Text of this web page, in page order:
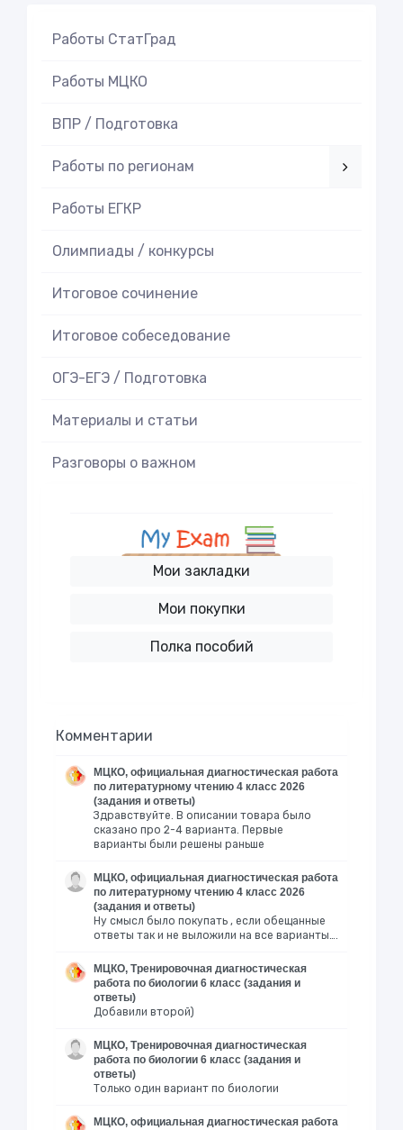
Работы СтатГрад
Работы МЦКО
ВПР / Подготовка
Работы по регионам
Работы ЕГКР
Олимпиады / конкурсы
Итоговое cочинение
Итоговое cобеседование
ОГЭ-ЕГЭ / Подготовка
Материалы и статьи
Разговоры о важном
Мои закладки
Мои покупки
Полка пособий
Комментарии
МЦКО, официальная диагностическая работа
по литературному чтению 4 класс 2026
(задания и ответы)
Здравствуйте. В описании товара было
сказано про 2-4 варианта. Первые
варианты были решены раньше
МЦКО, официальная диагностическая работа
по литературному чтению 4 класс 2026
(задания и ответы)
Ну смысл было покупать , если обещанные
ответы так и не выложили на все варианты….
МЦКО, Тренировочная диагностическая
работа по биологии 6 класс (задания и
ответы)
Добавили второй)
МЦКО, Тренировочная диагностическая
работа по биологии 6 класс (задания и
ответы)
Только один вариант по биологии
МЦКО, официальная диагностическая работа